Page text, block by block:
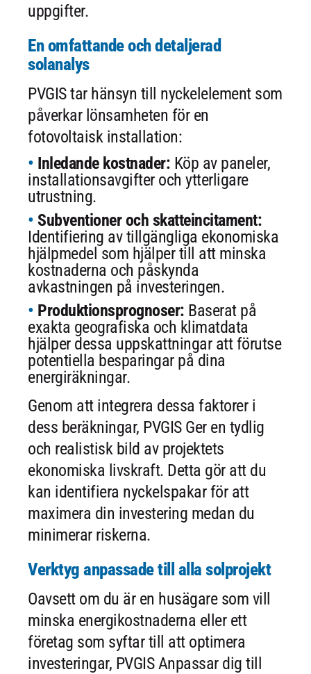
uppgifter.
En omfattande och detaljerad
solanalys
PVGIS tar hänsyn till nyckelelement som
påverkar lönsamheten för en
fotovoltaisk installation:
Inledande kostnader: Köp av paneler,
installationsavgifter och ytterligare
utrustning.
Subventioner och skatteincitament:
Identifiering av tillgängliga ekonomiska
hjälpmedel som hjälper till att minska
kostnaderna och påskynda
avkastningen på investeringen.
Produktionsprognoser: Baserat på
exakta geografiska och klimatdata
hjälper dessa uppskattningar att förutse
potentiella besparingar på dina
energiräkningar.
Genom att integrera dessa faktorer i
dess beräkningar, PVGIS Ger en tydlig
och realistisk bild av projektets
ekonomiska livskraft. Detta gör att du
kan identifiera nyckelspakar för att
maximera din investering medan du
minimerar riskerna.
Verktyg anpassade till alla solprojekt
Oavsett om du är en husägare som vill
minska energikostnaderna eller ett
företag som syftar till att optimera
investeringar, PVGIS Anpassar dig till